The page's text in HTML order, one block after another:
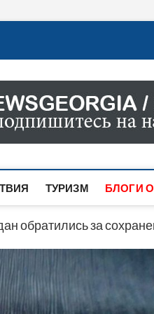
О СОБЫТИЯХ
ПОЛИТИКИ,
ТУРИЗМ БЛОГИ
обратились за